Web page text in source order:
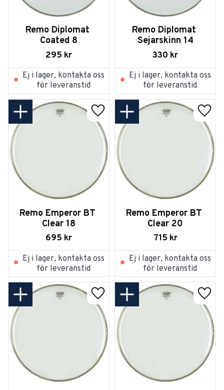
Remo Diplomat
Coated 8
295 kr
Ej i lager, kontakta oss
för leveranstid
Remo Diplomat
Sejarskinn 14
330 kr
Ej i lager, kontakta oss
för leveranstid
Remo Emperor BT
Clear 18
695 kr
Lägg till i favoriter
Ej i lager, kontakta oss
för leveranstid
Remo Emperor BT
Clear 20
715 kr
Ej i lager, kontakta oss
för leveranstid
Lägg till i favoriter